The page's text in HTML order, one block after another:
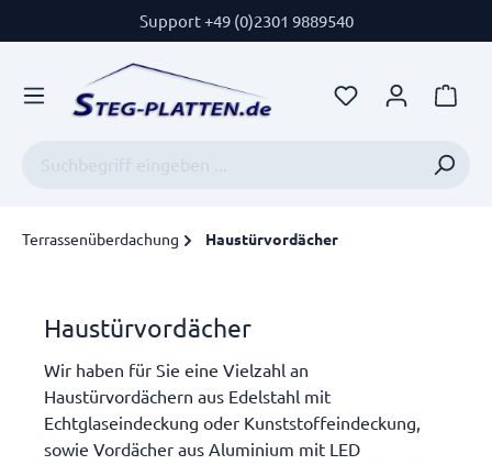
Support +49 (0)2301 9889540
Terrassenüberdachung Haustürvordächer
Haustürvordächer
Wir haben für Sie eine Vielzahl an
Haustürvordächern aus Edelstahl mit
Echtglaseindeckung oder Kunststoffeindeckung,
sowie Vordächer aus Aluminium mit LED